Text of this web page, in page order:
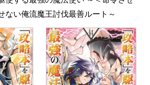
ない俺流魔王討伐最善ルート～